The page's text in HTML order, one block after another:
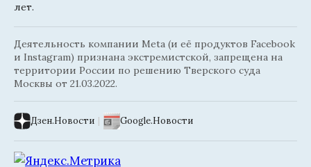
лет.
Деятельность компании Meta (и её продуктов Facebook
и Instagram) признана экстремистской, запрещена на
территории России по решению Тверского суда
Москвы от 21.03.2022.
Дзен.Новости | Google.Новости